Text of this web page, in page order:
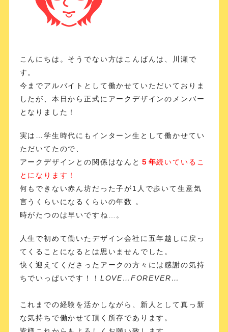
こんにちは。そうでない方はこんばんは、川瀬で
す。
今までアルバイトとして働かせていただいておりま
したが、本日から正式にアークデザインのメンバー
となりました！
実は…学生時代にもインターン生として働かせてい
ただいてたので、
アークデザインとの関係はなんと ５年続いているこ
とになります！
何もできない赤ん坊だった子が1人で歩いて生意気
言うくらいになるくらいの年数 。
時がたつのは早いですね…。
人生で初めて働いたデザイン会社に五年越しに戻っ
てくることになるとは思いませんでした。
快く迎えてくださったアークの方々には感謝の気持
ちでいっぱいです！！ LOVE…FOREVER…
これまでの経験を活かしながら、新人として真っ新
な気持ちで働かせて頂く所存であります。